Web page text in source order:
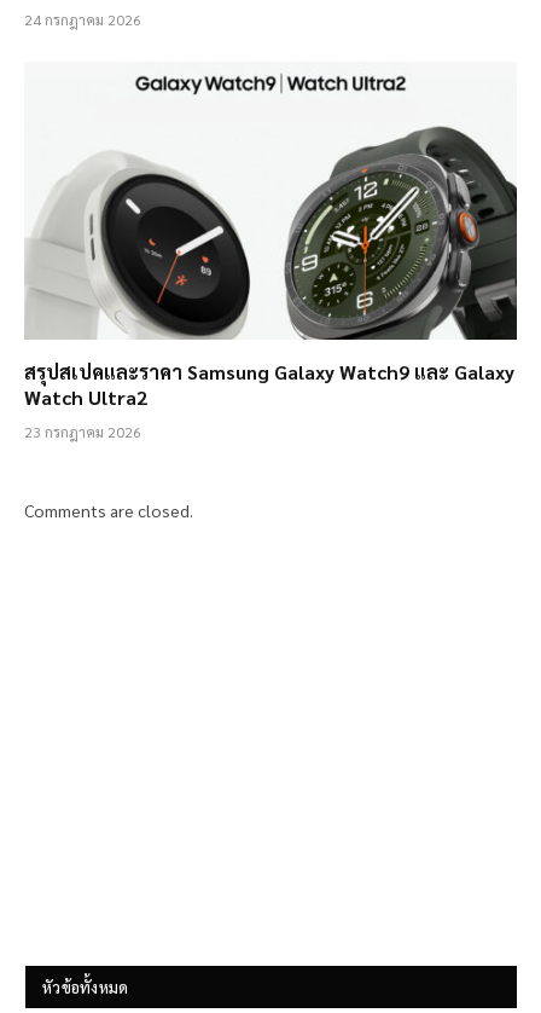
24 กรกฎาคม 2026
สรุปสเปคและราคา Samsung Galaxy Watch9 และ Galaxy
Watch Ultra2
23 กรกฎาคม 2026
Comments are closed.
หัวข้อทั้งหมด